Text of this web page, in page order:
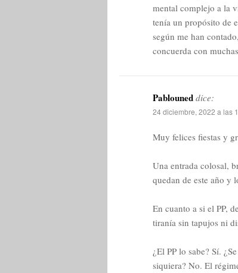
mental complejo a la
tenía un propósito de
según me han
concuerda con
Pablouned dice:
24 diciembre, 2022 a las
Muy felices fiestas y
Una entrada colosal,
quedan de este año y
En cuanto a si el PP,
tiranía sin tapujos ni
¿El PP lo sabe? Sí.
siquiera? No. El